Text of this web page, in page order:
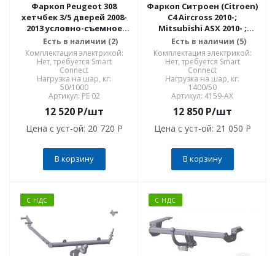
Фаркоп Peugeot 308
хетчбек 3/5 дверей 2008-
2013 условно-съемное
крепление шара PE 02
Есть в наличии (2)
Комплектация электрикой:
Нет, требуется Smart
Connect
Нагрузка на шар, кг:
50/1000
Артикул: PE 02
12 520P/шт
Цена с уст-ой: 20 720 P
В корзину
Фаркоп Ситроен (Citroen)
C4 Aircross 2010-;
Mitsubishi ASX 2010- ;
Mitsubishi Eclipse Cross
2018-; Peugeot 4008 2010-
4159-AX
Есть в наличии (5)
Комплектация электрикой:
Нет, требуется Smart
Connect
Нагрузка на шар, кг:
1400/50
Артикул: 4159-AX
12 850P/шт
Цена с уст-ой: 21 050 P
В корзину
С НДС С НДС